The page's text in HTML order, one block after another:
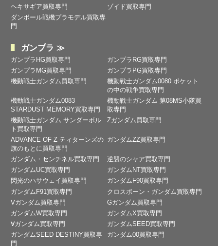
ヘキサギア買取専門
ゾイド買取専門
ダンボール戦機プラモデル買取専
門
ガンプラ ≫
ガンプラHG買取専門
ガンプラRG買取専門
ガンプラMG買取専門
ガンプラPG買取専門
機動戦士ガンダム買取専門
機動戦士ガンダム0080 ポケット
の中の戦争買取専門
機動戦士ガンダム0083
STARDUST MEMORY買取専門
機動戦士ガンダム 第08MS小隊買
取専門
機動戦士ガンダム サンダーボル
ト買取専門
Zガンダム買取専門
ADVANCE OF Ζ ティターンズの
旗のもとに買取専門
ガンダムZZ買取専門
ガンダム・センチネル買取専門
逆襲のシャア買取専門
ガンダムUC買取専門
ガンダムNT買取専門
閃光のハサウェイ買取専門
ガンダムF90買取専門
ガンダムF91買取専門
クロスボーン・ガンダム買取専門
Vガンダム買取専門
Gガンダム買取専門
ガンダムW買取専門
ガンダムX買取専門
∀ガンダム買取専門
ガンダムSEED買取専門
ガンダムSEED DESTINY買取専
門
ガンダム00買取専門